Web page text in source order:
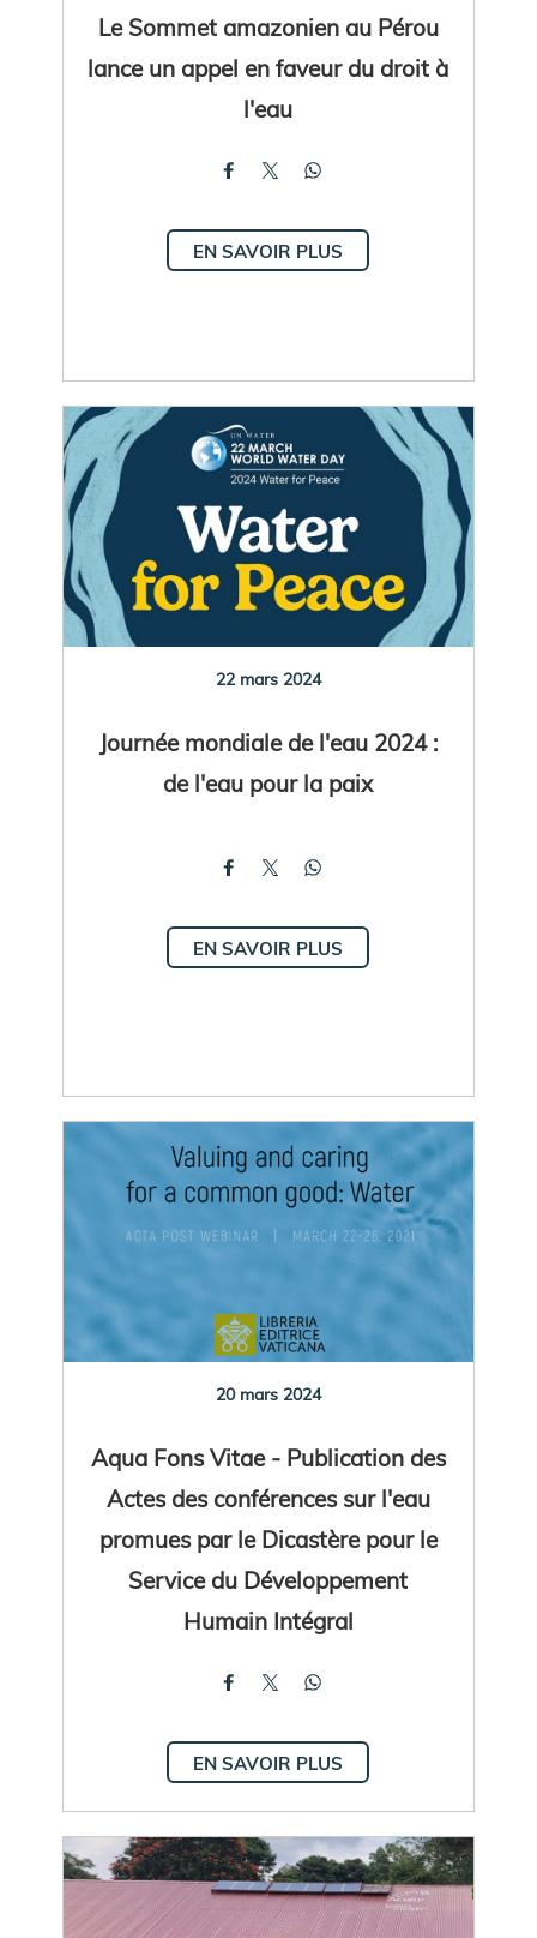
Le Sommet amazonien au Pérou
lance un appel en faveur du droit à
l'eau
EN SAVOIR PLUS
22 mars 2024
Journée mondiale de l'eau 2024 :
de l'eau pour la paix
EN SAVOIR PLUS
20 mars 2024
Aqua Fons Vitae - Publication des
Actes des conférences sur l'eau
promues par le Dicastère pour le
Service du Développement
Humain Intégral
EN SAVOIR PLUS